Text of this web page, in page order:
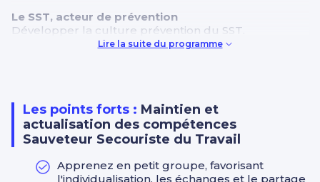
Le SST, acteur de prévention
Développer la culture prévention du SST.
Repérer les dangers dans une situation de travail,
Lire la suite du programme
Les points forts : Maintien et
actualisation des compétences
Sauveteur Secouriste du Travail
Apprenez en petit groupe, favorisant
l'individualisation, les échanges et le partage